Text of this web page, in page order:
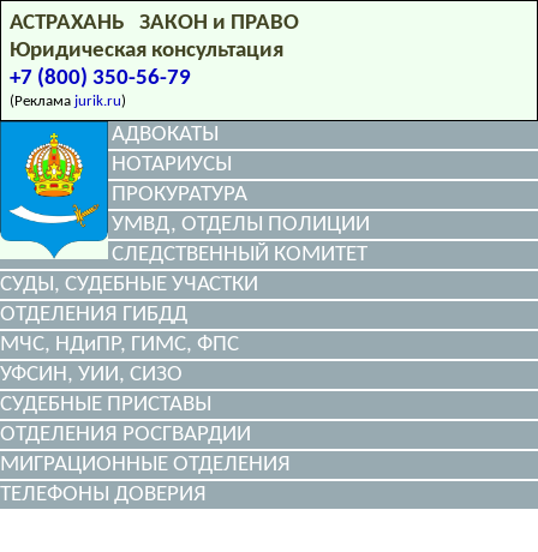
АСТРАХАНЬ ЗАКОН и ПРАВО
Юридическая консультация
+7 (800) 350-56-79
(Реклама jurik.ru)
АДВОКАТЫ
НОТАРИУСЫ
ПРОКУРАТУРА
УМВД, ОТДЕЛЫ ПОЛИЦИИ
СЛЕДСТВЕННЫЙ КОМИТЕТ
СУДЫ, СУДЕБНЫЕ УЧАСТКИ
ОТДЕЛЕНИЯ ГИБДД
МЧС, НДиПР, ГИМС, ФПС
УФСИН, УИИ, СИЗО
СУДЕБНЫЕ ПРИСТАВЫ
ОТДЕЛЕНИЯ РОСГВАРДИИ
МИГРАЦИОННЫЕ ОТДЕЛЕНИЯ
ТЕЛЕФОНЫ ДОВЕРИЯ